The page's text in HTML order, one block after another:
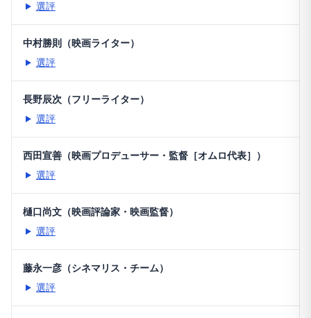
選評
中村勝則（映画ライター）
選評
長野辰次（フリーライター）
選評
西田宣善（映画プロデューサー・監督［オムロ代表］）
選評
樋口尚文（映画評論家・映画監督）
選評
藤永一彦（シネマリス・チーム）
選評